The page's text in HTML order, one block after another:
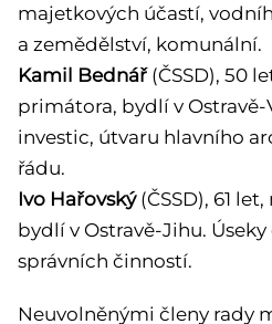
majetkových účastí,
a zemědělství, komunální.
Kamil Bednář(ČSSD), 50
primátora, bydlí v
investic, útvaru hlavního
řádu.
Ivo Hařovský(ČSSD), 61
bydlí v Ostravě-Jihu.
správních činností.
Neuvolněnými členy rady